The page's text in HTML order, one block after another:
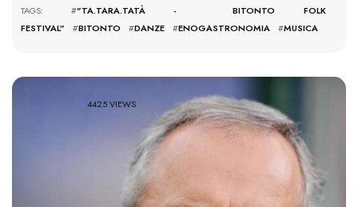
TAGS: #"TA.TARA.TATÀ - BITONTO FOLK
FESTIVAL”
#BITONTO #DANZE #ENOGASTRONOMIA #MUSICA
4425 VIEWS